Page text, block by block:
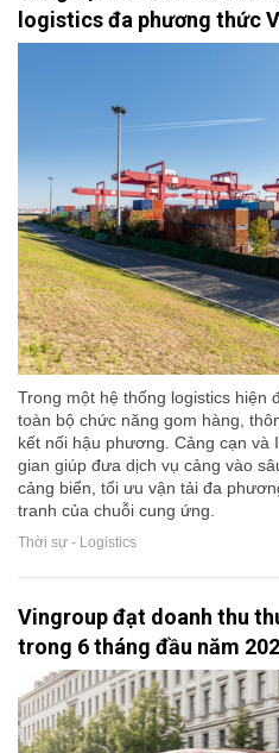
logistics đa phương thức
Trong một hệ thống logistics hiện
toàn bộ chức năng gom hàng,
kết nối hậu phương. Cảng cạn và
gian giúp đưa dịch vụ cảng vào
cảng biển, tối ưu vận tải đa
tranh của chuỗi cung ứng.
Thời sự - Logistics
Vingroup đạt doanh thu
trong 6 tháng đầu năm